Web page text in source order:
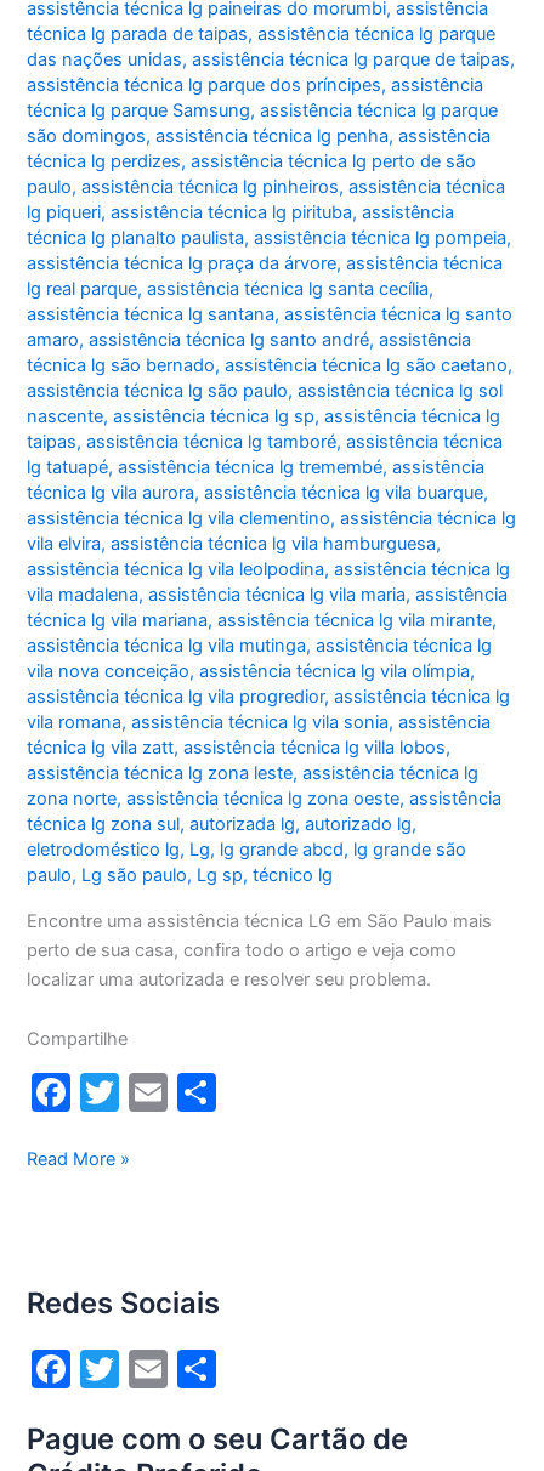
assistência técnica lg paineiras do morumbi,assistência
técnica lg parada de taipas,assistência técnica lg parque
das nações unidas,assistência técnica lg parque de taipas,
assistência técnica lg parque dos príncipes,assistência
técnica lg parque Samsung,assistência técnica lg parque
são domingos,assistência técnica lg penha,assistência
técnica lg perdizes,assistência técnica lg perto de são
paulo,assistência técnica lg pinheiros,assistência técnica
lg piqueri,assistência técnica lg pirituba,assistência
técnica lg planalto paulista,assistência técnica lg pompeia,
assistência técnica lg praça da árvore,assistência técnica
lg real parque,assistência técnica lg santa cecília,
assistência técnica lg santana,assistência técnica lg santo
amaro,assistência técnica lg santo andré,assistência
técnica lg são bernado,assistência técnica lg são caetano,
assistência técnica lg são paulo,assistência técnica lg sol
nascente,assistência técnica lg sp,assistência técnica lg
taipas,assistência técnica lg tamboré,assistência técnica
lg tatuapé,assistência técnica lg tremembé,assistência
técnica lg vila aurora,assistência técnica lg vila buarque,
assistência técnica lg vila clementino,assistência técnica lg
vila elvira,assistência técnica lg vila hamburguesa,
assistência técnica lg vila leolpodina,assistência técnica lg
vila madalena,assistência técnica lg vila maria,assistência
técnica lg vila mariana,assistência técnica lg vila mirante,
assistência técnica lg vila mutinga,assistência técnica lg
vila nova conceição,assistência técnica lg vila olímpia,
assistência técnica lg vila progredior,assistência técnica lg
vila romana,assistência técnica lg vila sonia,assistência
técnica lg vila zatt,assistência técnica lg villa lobos,
assistência técnica lg zona leste,assistência técnica lg
zona norte,assistência técnica lg zona oeste,assistência
técnica lg zona sul,autorizada lg,autorizado lg,
eletrodoméstico lg, Lg, lg grande abcd, lg grande são
paulo, Lg são paulo, Lg sp,técnico lg
Encontre uma assistência técnica LG em São Paulo mais
perto de sua casa, confira todo o artigo e veja como
localizar uma autorizada e resolver seu problema.
Compartilhe
F
c
o
o
k
T
itt
E
Assistência
Read More »
Redes Sociais
F
c
T
itt
E
ai ar
Pague com o seu Cartão de